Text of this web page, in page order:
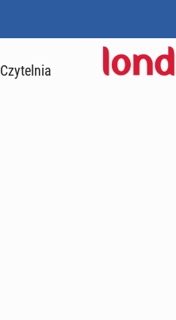
Czytelnia